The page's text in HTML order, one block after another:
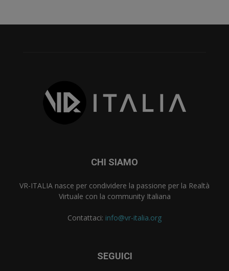
CHI SIAMO
VR-ITALIA nasce per condividere la passione per la Realtà
Virtuale con la community Italiana
Contattaci: info@vr-italia.org
SEGUICI